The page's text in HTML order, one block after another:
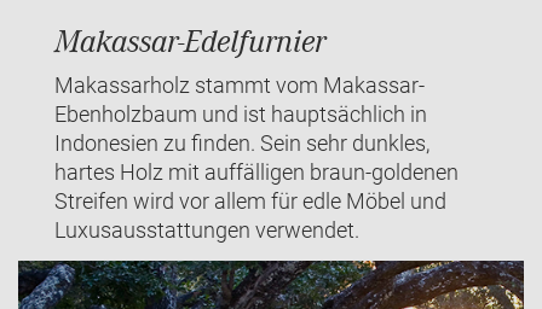
Makassar-Edelfurnier
Makassarholz stammt vom Makassar-
Ebenholzbaum und ist hauptsächlich in
Indonesien zu finden. Sein sehr dunkles,
hartes Holz mit auffälligen braun-goldenen
Streifen wird vor allem für edle Möbel und
Luxusausstattungen verwendet.